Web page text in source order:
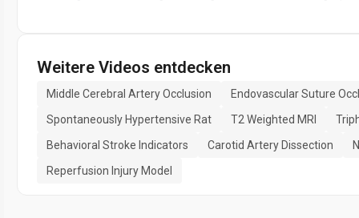
Weitere Videos entdecken
Middle Cerebral Artery Occlusion
Endovascular Suture
Spontaneously Hypertensive Rat
T2 Weighted MRI
Behavioral Stroke Indicators
Carotid Artery Dissection
Reperfusion Injury Model